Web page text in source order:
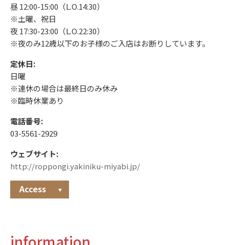
昼 12:00-15:00（L.O.14:30）
※土曜、祝日
夜 17:30-23:00（L.O.22:30）
※夜のみ12歳以下のお子様のご入店はお断りしています。
定休日:
日曜
※連休の場合は最終日のみ休み
※臨時休業あり
電話番号:
03-5561-2929
ウェブサイト:
http://roppongi.yakiniku-miyabi.jp/
Access